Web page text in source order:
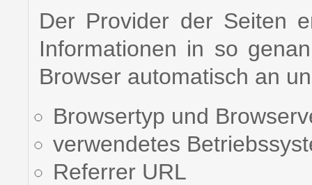
Der Provider der Seiten
Informationen in so
Browser automatisch an
Browsertyp und
verwendetes
Referrer URL